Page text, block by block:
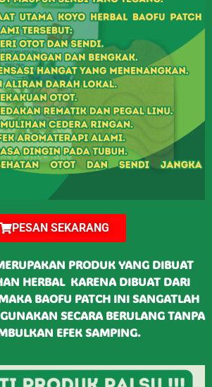
PESAN SEKARANG
PRODUK YANG DIBUAT
HERBAL KARENA DIBUAT DARI
BAOFU PATCH INI SANGATLAH
SECARA BERULANG TANPA
EFEK SAMPING.